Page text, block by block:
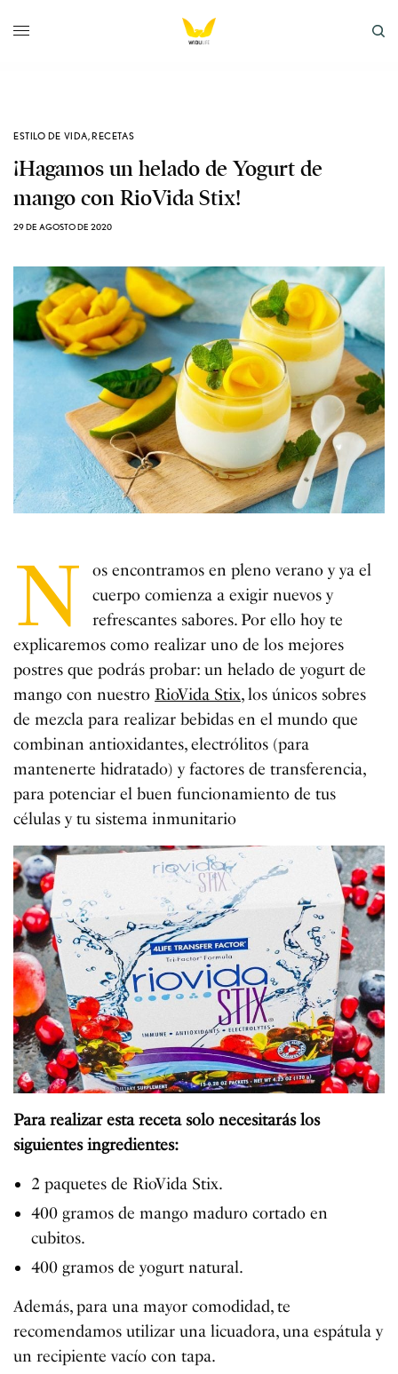
ESTILO DE VIDA,RECETAS
¡Hagamos un helado de Yogurt de
mango con RioVida Stix!
29 DE AGOSTO DE 2020
N
os encontramos en pleno verano y ya el
cuerpo comienza a exigir nuevos y
refrescantes sabores. Por ello hoy te
explicaremos como realizar uno de los mejores
postres que podrás probar: un helado de yogurt de
mango con nuestro RioVida Stix,los únicos sobres
de mezcla para realizar bebidas en el mundo que
combinan antioxidantes, electrólitos (para
mantenerte hidratado) y factores de transferencia,
para potenciar el buen funcionamiento de tus
células y tu sistema inmunitario
Para realizar esta receta solo necesitarás los
siguientes ingredientes:
2 paquetes de RioVida Stix.
400 gramos de mango maduro cortado en
cubitos.
400 gramos de yogurt natural.
Además, para una mayor comodidad, te
recomendamos utilizar una licuadora, una espátula y
un recipiente vacío con tapa.